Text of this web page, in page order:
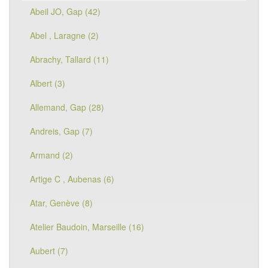
Abeil JO, Gap (42)
Abel , Laragne (2)
Abrachy, Tallard (11)
Albert (3)
Allemand, Gap (28)
Andreis, Gap (7)
Armand (2)
Artige C , Aubenas (6)
Atar, Genève (8)
Atelier Baudoin, Marseille (16)
Aubert (7)